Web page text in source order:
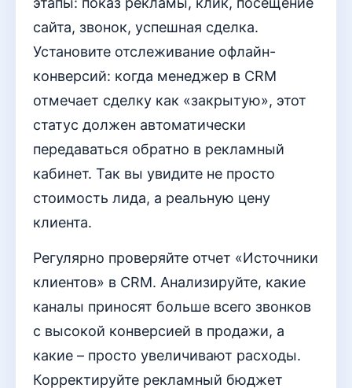
сайта, звонок, успешная сделка.
Установите отслеживание офлайн-
конверсий: когда менеджер в CRM
отмечает сделку как «закрытую», этот
статус должен автоматически
передаваться обратно в рекламный
кабинет. Так вы увидите не просто
стоимость лида, а реальную цену
клиента.
Регулярно проверяйте отчет «Источники
клиентов» в CRM. Анализируйте, какие
каналы приносят больше всего звонков
с высокой конверсией в продажи, а
какие – просто увеличивают расходы.
Корректируйте рекламный бюджет